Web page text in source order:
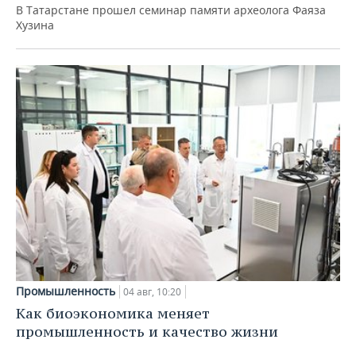
В Татарстане прошел семинар памяти археолога Фаяза
Хузина
Промышленность 04 авг, 10:20
Как биоэкономика меняет
промышленность и качество жизни